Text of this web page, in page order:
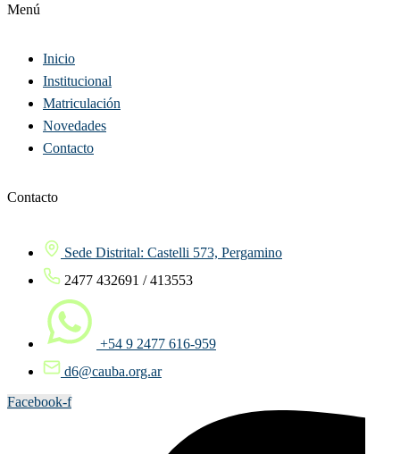
Menú
Inicio
Institucional
Matriculación
Novedades
Contacto
Contacto
Sede Distrital: Castelli 573, Pergamino
2477 432691 / 413553
+54 9 2477 616-959
d6@cauba.org.ar
Facebook-f